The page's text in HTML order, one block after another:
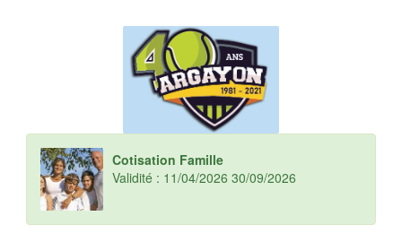
Cotisation Famille
Validité : 11/04/2026 30/09/2026